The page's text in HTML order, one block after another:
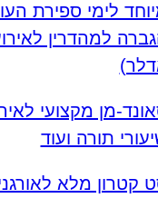
לימי ספירת
למהדרין
מן מקצועי
תורה ועוד
קטרון מלא